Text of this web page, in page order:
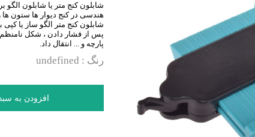
شابلون کنج متر یا شابلون
هندسی در کنج دیوار ها ستون ها
شابلون کنج متر الگو ساز یا
پس از فشار دادن ، شکل
پارچه و ... انتقال داد.
رنگ : undefined
افزودن به